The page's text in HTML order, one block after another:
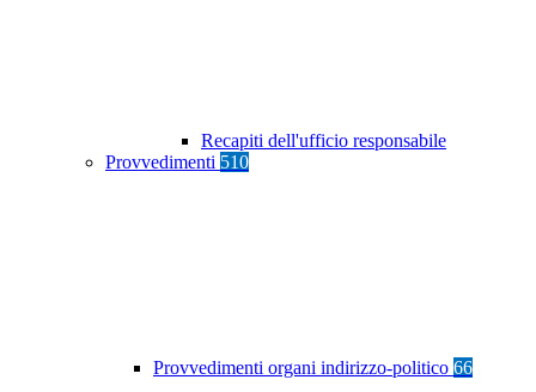
Recapiti dell'ufficio responsabile
Provvedimenti 510
Provvedimenti organi indirizzo-politico 66